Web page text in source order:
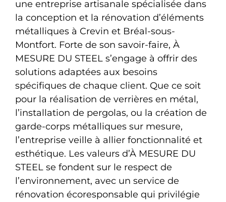
une entreprise artisanale spécialisée dans
la conception et la rénovation d’éléments
métalliques à Crevin et Bréal-sous-
Montfort. Forte de son savoir-faire, À
MESURE DU STEEL s’engage à offrir des
solutions adaptées aux besoins
spécifiques de chaque client. Que ce soit
pour la réalisation de verrières en métal,
l’installation de pergolas, ou la création de
garde-corps métalliques sur mesure,
l’entreprise veille à allier fonctionnalité et
esthétique. Les valeurs d’À MESURE DU
STEEL se fondent sur le respect de
l’environnement, avec un service de
rénovation écoresponsable qui privilégie